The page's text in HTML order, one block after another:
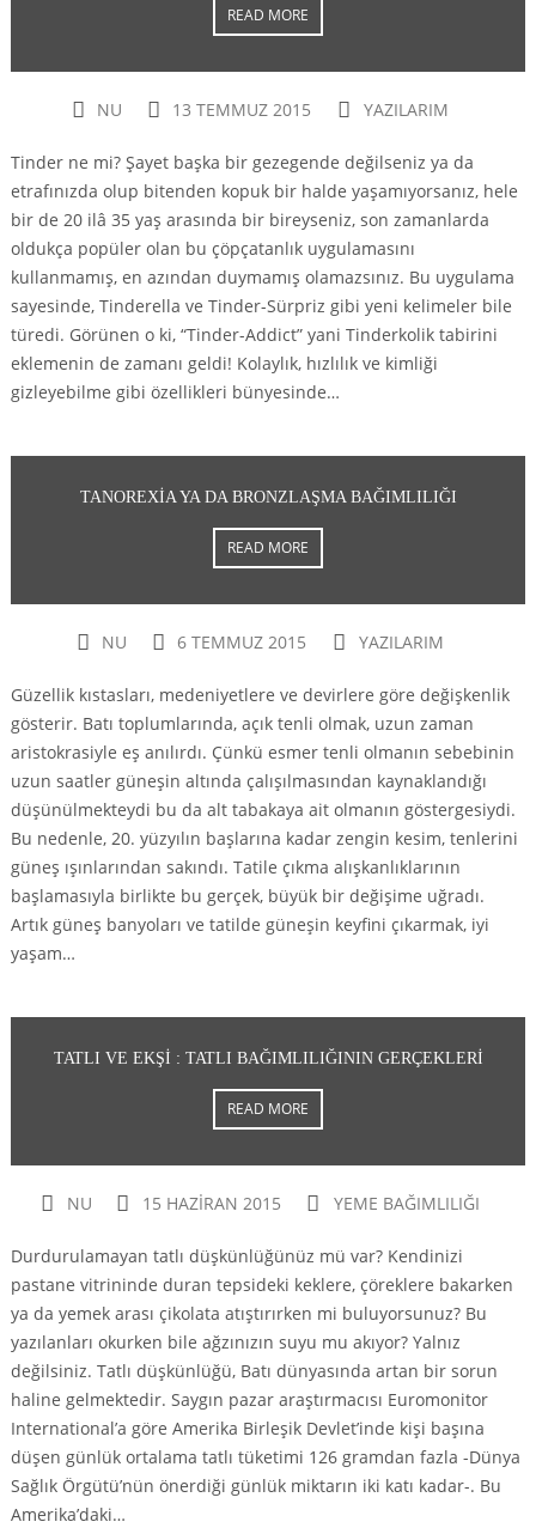
READ MORE
NU 13 TEMMUZ 2015 YAZILARIM
Tinder ne mi? Şayet başka bir gezegende değilseniz ya da
etrafınızda olup bitenden kopuk bir halde yaşamıyorsanız, hele
bir de 20 ilâ 35 yaş arasında bir bireyseniz, son zamanlarda
oldukça popüler olan bu çöpçatanlık uygulamasını
kullanmamış, en azından duymamış olamazsınız. Bu uygulama
sayesinde, Tinderella ve Tinder-Sürpriz gibi yeni kelimeler bile
türedi. Görünen o ki, “Tinder-Addict” yani Tinderkolik tabirini
eklemenin de zamanı geldi! Kolaylık, hızlılık ve kimliği
gizleyebilme gibi özellikleri bünyesinde…
TANOREXIA YA DA BRONZLAŞMA BAĞIMLILIĞI
READ MORE
NU 6 TEMMUZ 2015 YAZILARIM
Güzellik kıstasları, medeniyetlere ve devirlere göre değişkenlik
gösterir. Batı toplumlarında, açık tenli olmak, uzun zaman
aristokrasiyle eş anılırdı. Çünkü esmer tenli olmanın sebebinin
uzun saatler güneşin altında çalışılmasından kaynaklandığı
düşünülmekteydi bu da alt tabakaya ait olmanın göstergesiydi.
Bu nedenle, 20. yüzyılın başlarına kadar zengin kesim, tenlerini
güneş ışınlarından sakındı. Tatile çıkma alışkanlıklarının
başlamasıyla birlikte bu gerçek, büyük bir değişime uğradı.
Artık güneş banyoları ve tatilde güneşin keyfini çıkarmak, iyi
yaşam…
TATLI VE EKŞI : TATLI BAĞIMLILIĞININ GERÇEKLERI
READ MORE
NU 15 HAZIRAN 2015 YEME BAĞIMLILIĞI
Durdurulamayan tatlı düşkünlüğünüz mü var? Kendinizi
pastane vitrininde duran tepsideki keklere, çöreklere bakarken
ya da yemek arası çikolata atıştırırken mi buluyorsunuz? Bu
yazılanları okurken bile ağzınızın suyu mu akıyor? Yalnız
değilsiniz. Tatlı düşkünlüğü, Batı dünyasında artan bir sorun
haline gelmektedir. Saygın pazar araştırmacısı Euromonitor
International’a göre Amerika Birleşik Devlet’inde kişi başına
düşen günlük ortalama tatlı tüketimi 126 gramdan fazla -Dünya
Sağlık Örgütü’nün önerdiği günlük miktarın iki katı kadar-. Bu
Amerika’daki…